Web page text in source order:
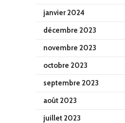
janvier 2024
décembre 2023
novembre 2023
octobre 2023
septembre 2023
août 2023
juillet 2023